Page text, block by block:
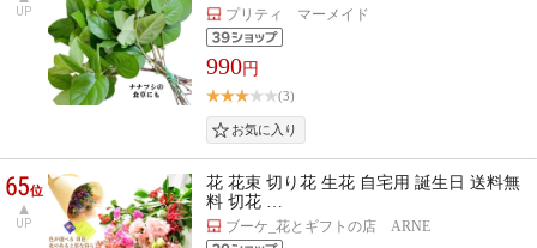
UP プリティ マーメイド
990円
(3)
65位
UP
花 花束 切り花 生花 自宅用 誕生日 送料無
料 切花 …
ブーケ_花とギフトの店 ARNE